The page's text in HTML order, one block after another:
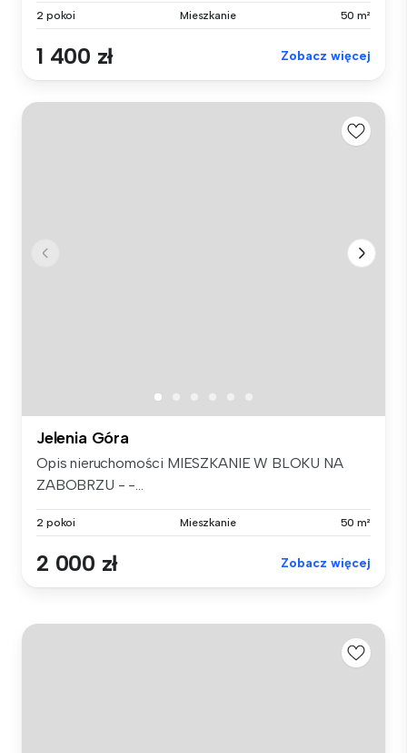
2 pokoi Mieszkanie 50 m²
1 400 zł Zobacz więcej
Jelenia Góra
Opis nieruchomości MIESZKANIE W BLOKU NA
ZABOBRZU - -...
2 pokoi Mieszkanie 50 m²
2 000 zł Zobacz więcej